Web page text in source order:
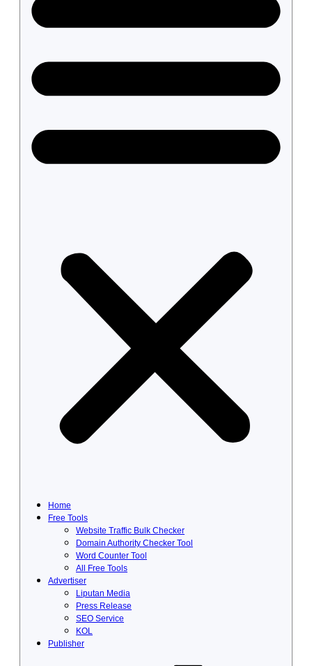
Home
Free Tools
Website Traffic Bulk Checker
Domain Authority Checker Tool
Word Counter Tool
All Free Tools
Advertiser
Liputan Media
Press Release
SEO Service
KOL
Publisher